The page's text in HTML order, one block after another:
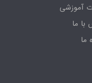
آموزشی
با ما
ما